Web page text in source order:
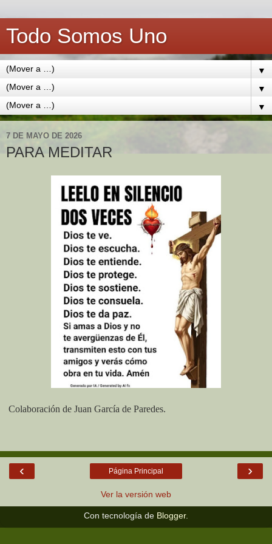
Todo Somos Uno
▼
▼
▼
7 DE MAYO DE 2026
PARA MEDITAR
Colaboración de Juan García de Paredes.
‹ ›
Página Principal
Ver la versión web
Con tecnología de Blogger.